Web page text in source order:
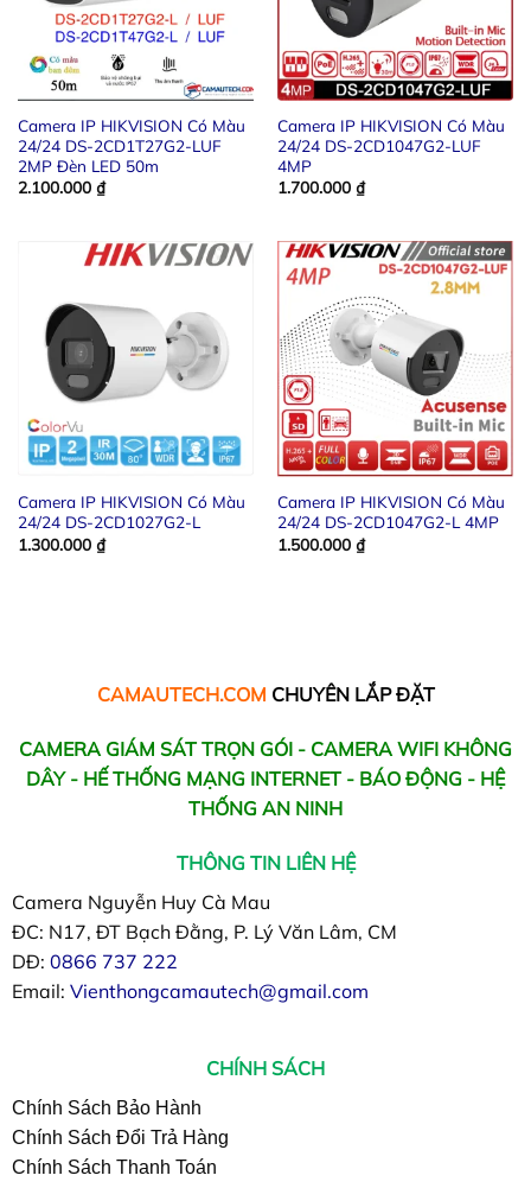
Camera IP HIKVISION Có Màu
24/24 DS-2CD1T27G2-LUF
2MP Đèn LED 50m
2.100.000 ₫
Camera IP HIKVISION Có Màu
24/24 DS-2CD1047G2-LUF
4MP
1.700.000 ₫
Camera IP HIKVISION Có Màu
24/24 DS-2CD1027G2-L
1.300.000 ₫
Camera IP HIKVISION Có Màu
24/24 DS-2CD1047G2-L 4MP
1.500.000 ₫
CAMAUTECH.COM CHUYÊN LẮP ĐẶT
CAMERA GIÁM SÁT TRỌN GÓI - CAMERA WIFI KHÔNG
DÂY - HẾ THỐNG MẠNG INTERNET - BÁO ĐỘNG - HỆ
THỐNG AN NINH
THÔNG TIN LIÊN HỆ
Camera Nguyễn Huy Cà Mau
ĐC: N17, ĐT Bạch Đằng, P. Lý Văn Lâm, CM
DĐ: 0866 737 222
Email: Vienthongcamautech@gmail.com
CHÍNH SÁCH
Chính Sách Bảo Hành
Chính Sách Đổi Trả Hàng
Chính Sách Thanh Toán